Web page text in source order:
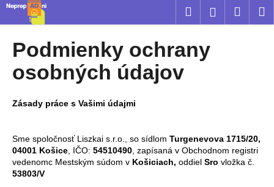
Prejsť
obsah
Hľadať
Podmienky ochrany
osobných údajov
Zásady práce s Vašimi údajmi
Sme spoločnosťLiszkai s.r.o., so sídlom Turgenevova 1715/20,
04001 Košice , IČO: 54510490 , zapísaná v Obchodnom registri
vedenomc Mestským súdom v Košiciach, oddiel Sro vložka č.
53803/V
K
o
Č
o
p
r
e
b